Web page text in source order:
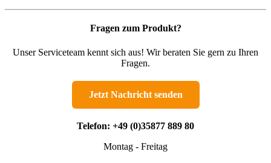
Fragen zum Produkt?
Unser Serviceteam kennt sich aus! Wir beraten Sie gern zu Ihren
Fragen.
Jetzt Nachricht senden
Telefon: +49 (0)35877 889 80
Montag - Freitag